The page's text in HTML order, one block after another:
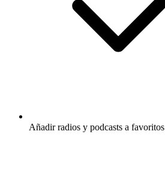
Añadir radios y podcasts a favoritos